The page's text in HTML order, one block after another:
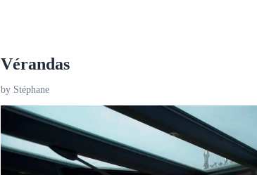
Vérandas
by Stéphane